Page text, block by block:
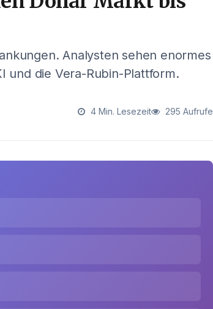
Analysten sehen enormes
und die Vera-Rubin-Plattform.
4 Min. Lesezeit 295 Aufrufe